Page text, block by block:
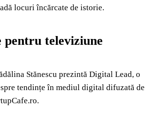
locuri încărcate de istorie.
pentru televiziune
Stănescu prezintă Digital Lead, o
tendințe în mediul digital difuzată de